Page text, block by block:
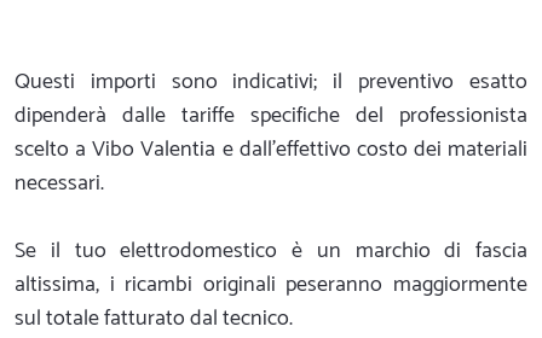
Questi importi sono indicativi; il preventivo esatto
dipenderà dalle tariffe specifiche del professionista
scelto a Vibo Valentia e dall'effettivo costo dei materiali
necessari.
Se il tuo elettrodomestico è un marchio di fascia
altissima, i ricambi originali peseranno maggiormente
sul totale fatturato dal tecnico.